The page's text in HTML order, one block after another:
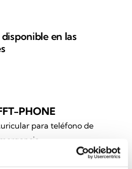
en las
PHONE
para teléfono de